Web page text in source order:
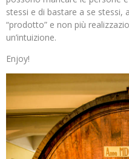
stessi e di bastare a se
“prodotto” e non più
un’intuizione.
Enjoy!